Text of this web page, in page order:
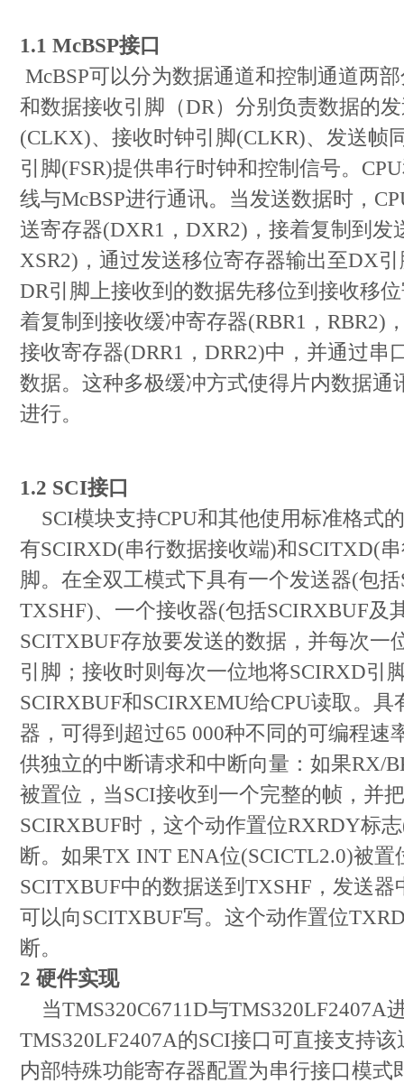
1.1 McBSP接口
McBSP可以分为数据通道和控制通道两
和数据接收引脚（DR）分别负责数据的
(CLKX)、接收时钟引脚(CLKR)、发送帧
引脚(FSR)提供串行时钟和控制信号。
线与McBSP进行通讯。当发送数据时，
送寄存器(DXR1，DXR2)，接着复制到发
XSR2)，通过发送移位寄存器输出至DX
DR引脚上接收到的数据先移位到接收移
着复制到接收缓冲寄存器(RBR1，RBR2)
接收寄存器(DRR1，DRR2)中，并通过串
数据。这种多极缓冲方式使得片内数据通
进行。
1.2 SCI接口
SCI模块支持CPU和其他使用标准格式
有SCIRXD(串行数据接收端)和SCITXD(
脚。在全双工模式下具有一个发送器(包
TXSHF)、一个接收器(包括SCIRXBUF及
SCITXBUF存放要发送的数据，并每次一
引脚；接收时则每次一位地将SCIRXD引
SCIRXBUF和SCIRXEMU给CPU读取。
器，可得到超过65 000种不同的可编程速
供独立的中断请求和中断向量：如果RX/
被置位，当SCI接收到一个完整的帧，并
SCIRXBUF时，这个动作置位RXRDY标
断。如果TX INT ENA位(SCICTL2.0)被
SCITXBUF中的数据送到TXSHF，发送
可以向SCITXBUF写。这个动作置位
断。
2 硬件实现
当TMS320C6711D与TMS320LF2407A
TMS320LF2407A的SCI接口可直接支持
内部特殊功能寄存器配置为串行接口模式